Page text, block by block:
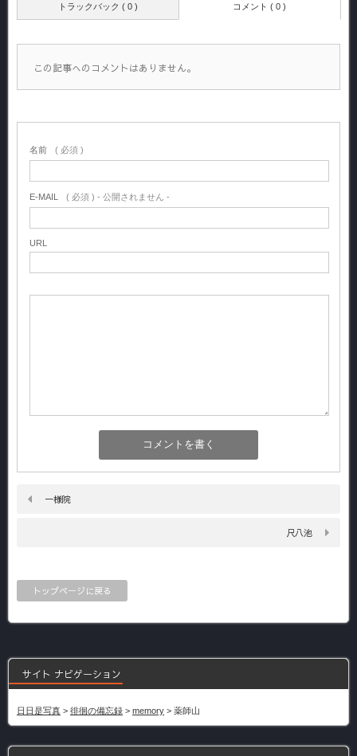
トラックバック ( 0 ) コメント ( 0 )
この記事へのコメントはありません。
名前 ( 必須 )
E-MAIL ( 必須 ) - 公開されません -
URL
一様院
尺八池
トップページに戻る
サイト ナビゲーション
日日是写真 > 徘徊の備忘録 > memory > 薬師山